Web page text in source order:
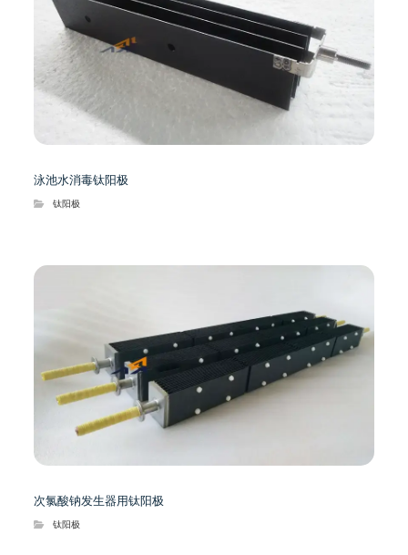
泳池水消毒钛阳极
钛阳极
次氯酸钠发生器用钛阳极
钛阳极